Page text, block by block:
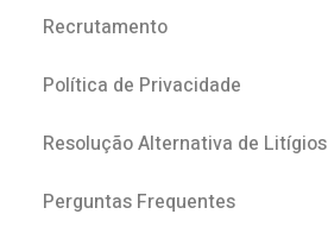
Recrutamento
Política de Privacidade
Resolução Alternativa de Litígios
Perguntas Frequentes